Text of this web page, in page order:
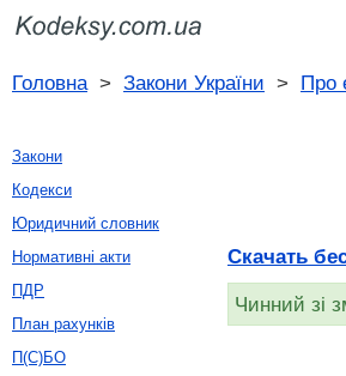
Головна> Закони України > Про
Скачать
Чинний зі
Закони
Кодекси
Юридичний словник
Нормативні акти
ПДР
План рахунків
П(С)БО